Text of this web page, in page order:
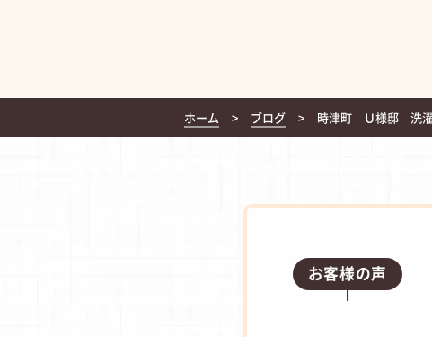
ホーム ブログ 時津町 Ｕ様邸 洗濯
お客様の声